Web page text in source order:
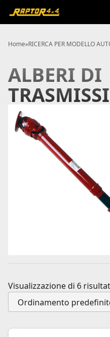
Home»RICERCA PER MODELLO
ALBERI DI
Visualizzazione di 6